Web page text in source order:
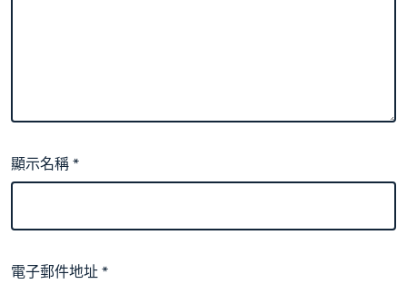
顯示名稱*
電子郵件地址*